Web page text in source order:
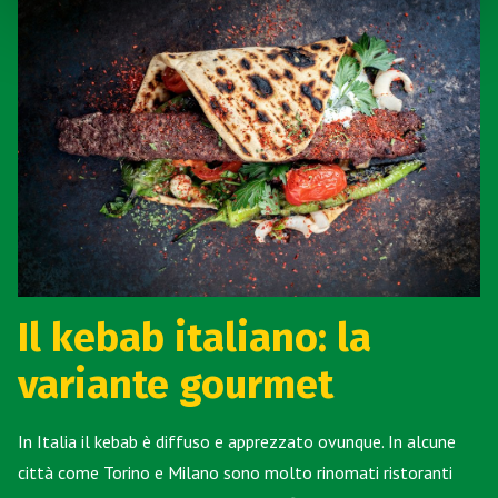
Il kebab italiano: la
variante gourmet
In Italia il kebab è diffuso e apprezzato ovunque. In alcune
città come Torino e Milano sono molto rinomati ristoranti